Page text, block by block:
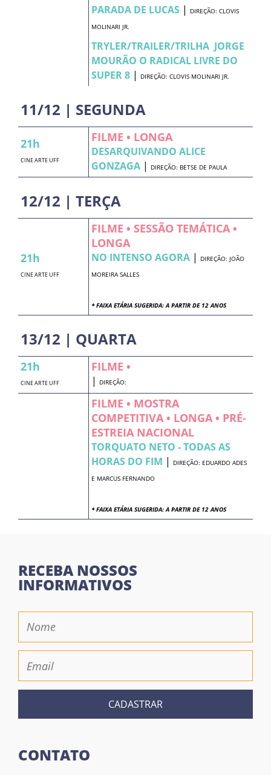
PARADA DE LUCAS |
DIREÇÃO: CLOVIS
MOLINARI JR.
TRYLER/TRAILER/TRILHA  JORGE
MOURÃO O RADICAL LIVRE DO
SUPER 8 | DIREÇÃO: CLOVIS MOLINARI JR.
11/12 | SEGUNDA
21h
CINE ARTE UFF
FILME • LONGA
DESARQUIVANDO ALICE
GONZAGA | DIREÇÃO: BETSE DE PAULA
12/12 | TERÇA
21h
CINE ARTE UFF
FILME • SESSÃO TEMÁTICA •
LONGA
NO INTENSO AGORA |
DIREÇÃO: JOÃO
MOREIRA SALLES
* FAIXA ETÁRIA SUGERIDA: A PARTIR DE 12 ANOS
13/12 | QUARTA
21h
CINE ARTE UFF
FILME •
| DIREÇÃO:
FILME • MOSTRA
COMPETITIVA • LONGA • PRÉ-
ESTREIA NACIONAL
TORQUATO NETO - TODAS AS
HORAS DO FIM |
DIREÇÃO: EDUARDO ADES
E MARCUS FERNANDO
* FAIXA ETÁRIA SUGERIDA: A PARTIR DE 12 ANOS
RECEBA NOSSOS
INFORMATIVOS
CADASTRAR
CONTATO